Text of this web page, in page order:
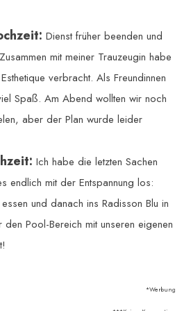
Dienst früher beenden und
mit meiner Trauzeugin habe
verbracht. Als Freundinnen
Spaß. Am Abend wollten wir noch
aber der Plan wurde leider
Ich habe die letzten Sachen
endlich mit der Entspannung los:
und danach ins Radisson Blu in
den Pool-Bereich mit unseren eigenen
*Werbung